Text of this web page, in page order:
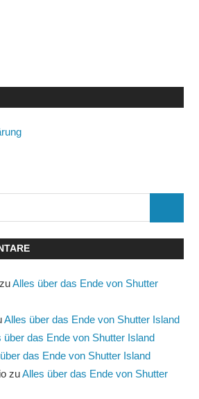
zuAlles über das Ende von Shutter
Alles über das Ende von Shutter Island
über das Ende von Shutter Island
das Ende von Shutter Island
zuAlles über das Ende von Shutter